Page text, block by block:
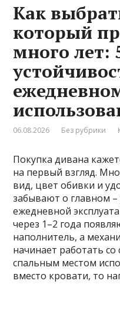
Как
который
много лет:
06.08.2026 Без рубрики
Покупка дивана
на первый взгляд.
вид, цвет обивки и
забывают о главном –
ежедневной
через 1–2 года
наполнитель, а
начинает работать со
спальным местом
вместо кровати, то